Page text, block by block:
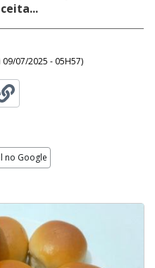
09/07/2025 - 05H57)
no Google